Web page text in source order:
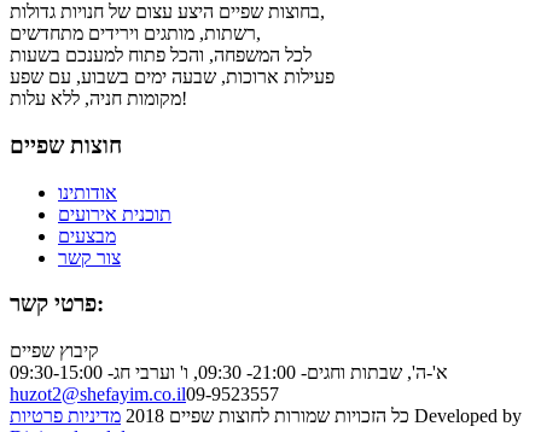
בחוצות שפיים היצע עצום של חנויות גדולות,
רשתות, מותגים וירידים מתחדשים,
לכל המשפחה, והכל פתוח למענכם בשעות
פעילות ארוכות, שבעה ימים בשבוע, עם שפע
מקומות חניה, ללא עלות!
חוצות שפיים
אודותינו
תוכנית אירועים
מבצעים
צור קשר
פרטי קשר:
קיבוץ שפיים
א'-ה', שבתות וחגים- 21:00- 09:30, ו' וערבי חג- 09:30-15:00
huzot2@shefayim.co.il09-9523557
כל הזכויות שמורות לחוצות שפיים 2018
מדיניות פרטיות
Developed by